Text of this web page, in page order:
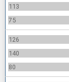
113
75
126
140
80